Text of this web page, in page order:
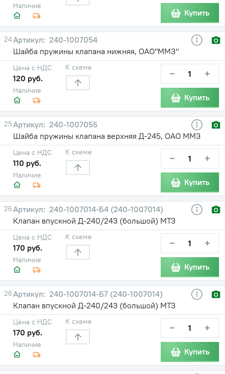
Наличие
Купить
24
240-1007054
Шайба пружины клапана нижняя, ОАО"ММЗ"
Наличие
Цена с НДС
120 руб.
К схеме − +
Купить
25
240-1007055
Шайба пружины клапана верхняя Д-245, ОАО ММЗ
Наличие
Цена с НДС
110 руб.
К схеме − +
Купить
26
240-1007014-Б4 (240-1007014)
Клапан впускной Д-240/243 (большой) МТЗ
Наличие
Цена с НДС
170 руб.
К схеме − +
Купить
26
240-1007014-Б7 (240-1007014)
Клапан впускной Д-240/243 (большой) МТЗ
Наличие
Цена с НДС
170 руб.
К схеме − +
Купить